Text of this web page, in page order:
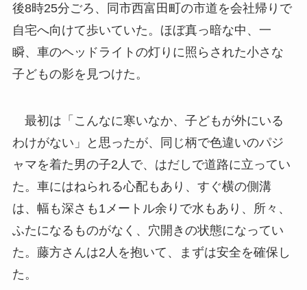
後8時25分ごろ、同市西富田町の市道を会社帰りで
自宅へ向けて歩いていた。ほぼ真っ暗な中、一
瞬、車のヘッドライトの灯りに照らされた小さな
子どもの影を見つけた。
最初は「こんなに寒いなか、子どもが外にいる
わけがない」と思ったが、同じ柄で色違いのパジ
ャマを着た男の子2人で、はだしで道路に立ってい
た。車にはねられる心配もあり、すぐ横の側溝
は、幅も深さも1メートル余りで水もあり、所々、
ふたになるものがなく、穴開きの状態になってい
た。藤方さんは2人を抱いて、まずは安全を確保し
た。